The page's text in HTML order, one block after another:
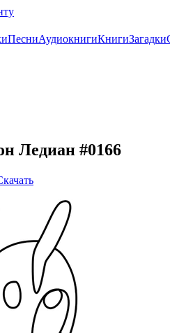
ПесниАудиокнигиКнигиЗагадки
Ледиан #0166